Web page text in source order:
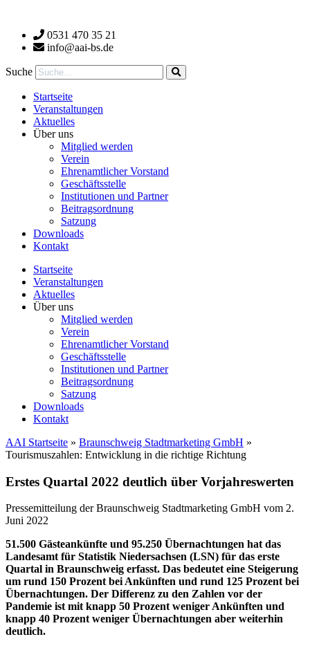
wechseln 0531 470 35 21
info@aai-bs.de
Suche
Startseite
Veranstaltungen
Aktuelles
Über uns
Mitglied werden
Verein
Ehrenamtlicher Vorstand
Geschäftsstelle
Institutionen und Partner
Beitragsordnung
Satzung
Downloads
Kontakt
Startseite
Veranstaltungen
Aktuelles
Über uns
Mitglied werden
Verein
Ehrenamtlicher Vorstand
Geschäftsstelle
Institutionen und Partner
Beitragsordnung
Satzung
Downloads
Kontakt
AAI Startseite » Braunschweig Stadtmarketing GmbH »
Tourismuszahlen: Entwicklung in die richtige Richtung
Erstes Quartal 2022 deutlich über Vorjahreswerten
Pressemitteilung der Braunschweig Stadtmarketing GmbH vom 2.
Juni 2022
51.500 Gästeankünfte und 95.250 Übernachtungen hat das
Landesamt für Statistik Niedersachsen (LSN) für das erste
Quartal in Braunschweig erfasst. Das bedeutet eine Steigerung
um rund 150 Prozent bei Ankünften und rund 125 Prozent bei
Übernachtungen. Der Differenz zu den Zahlen vor der
Pandemie ist mit knapp 50 Prozent weniger Ankünften und
knapp 40 Prozent weniger Übernachtungen aber weiterhin
deutlich.